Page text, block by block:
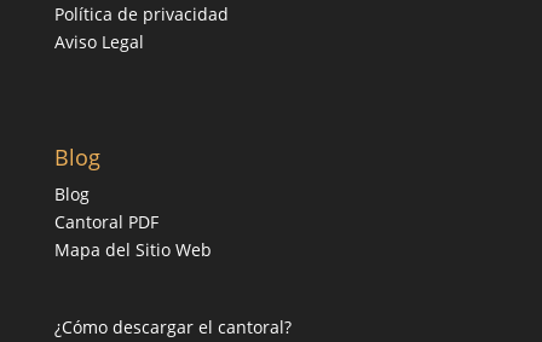
Política de privacidad
Aviso Legal
Blog
Blog
Cantoral PDF
Mapa del Sitio Web
¿Cómo descargar el cantoral?